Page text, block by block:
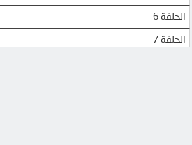
الحلقة 6
الحلقة 7